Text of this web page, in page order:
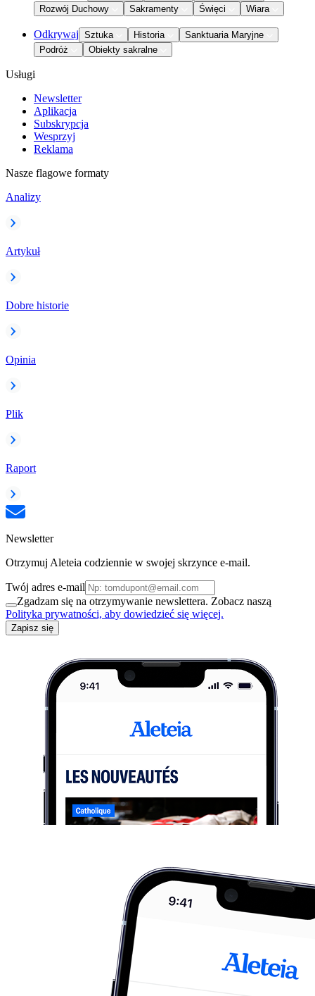
Rozwój Duchowy
Sakramenty Święci Wiara
Odkrywaj Sztuka Historia
Sanktuaria Maryjne
Podróż
Obiekty sakralne
Usługi
Newsletter
Aplikacja
Subskrypcja
Wesprzyj
Reklama
Nasze flagowe formaty
Analizy
Artykuł
Dobre historie
Opinia
Plik
Raport
Newsletter
Otrzymuj Aleteia codziennie w swojej skrzynce e-mail.
Twój adres e-mail
Zgadzam się na otrzymywanie newslettera. Zobacz naszą
Polityka prywatności, aby dowiedzieć się więcej.
Zapisz się